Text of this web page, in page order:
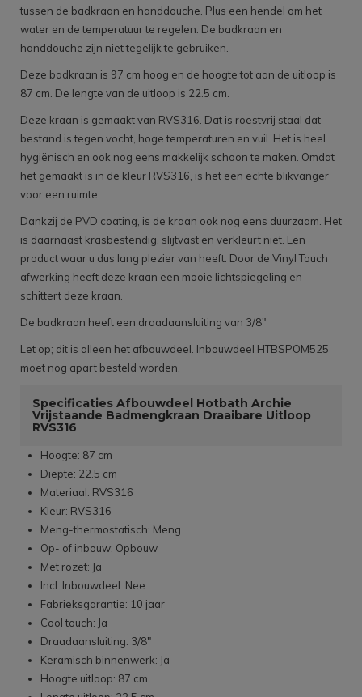
tussen de badkraan en handdouche. Plus een hendel om het
water en de temperatuur te regelen. De badkraan en
handdouche zijn niet tegelijk te gebruiken.
Deze badkraan is 97 cm hoog en de hoogte tot aan de uitloop is
87 cm. De lengte van de uitloop is 22.5 cm.
Deze kraan is gemaakt van RVS316. Dat is roestvrij staal dat
bestand is tegen vocht, hoge temperaturen en vuil. Het is heel
hygiënisch en ook nog eens makkelijk schoon te maken. Omdat
het gemaakt is in de kleur RVS316, is het een echte blikvanger
voor een ruimte.
Dankzij de PVD coating, is de kraan ook nog eens duurzaam. Het
is daarnaast krasbestendig, slijtvast en verkleurt niet. Een
product waar u dus lang plezier van heeft. Door de Vinyl Touch
afwerking heeft deze kraan een mooie lichtspiegeling en
schittert deze kraan.
De badkraan heeft een draadaansluiting van 3/8"
Let op; dit is alleen het afbouwdeel. Inbouwdeel HTBSPOM525
moet nog apart besteld worden.
Specificaties Afbouwdeel Hotbath Archie
Vrijstaande Badmengkraan Draaibare Uitloop
RVS316
Hoogte: 87 cm
Diepte: 22.5 cm
Materiaal: RVS316
Kleur: RVS316
Meng-thermostatisch: Meng
Op- of inbouw: Opbouw
Met rozet: Ja
Incl. Inbouwdeel: Nee
Fabrieksgarantie: 10 jaar
Cool touch: Ja
Draadaansluiting: 3/8"
Keramisch binnenwerk: Ja
Hoogte uitloop: 87 cm